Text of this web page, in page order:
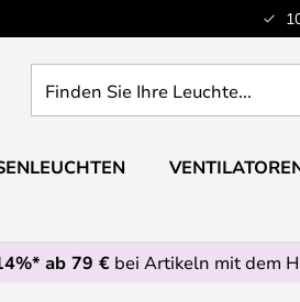
Sie
Leuchte...
ab 79 €bei Artikeln mit dem